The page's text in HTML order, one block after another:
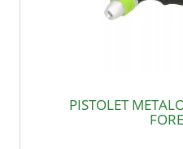
PISTOLET